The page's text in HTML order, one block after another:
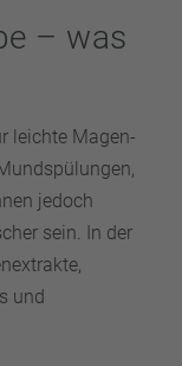
– was
leichte Magen-
jedoch
sein. In der
und